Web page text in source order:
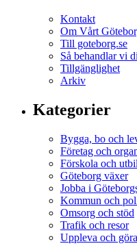
Kontakt
Om Vårt
Till goteborg.se
Så behandlar vi
Tillgänglighet
Arkiv
Kategorier
Bygga, bo och
Företag och
Förskola och
Göteborg växer
Jobba i
Kommun och
Omsorg och stöd
Trafik och resor
Uppleva och göra